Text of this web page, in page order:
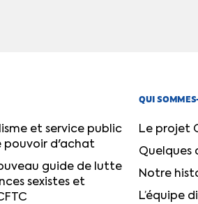
et service public
pouvoir d'achat
guide de lutte
sexistes et
QUI
Le projet
Quelques
Notre
L’équipe